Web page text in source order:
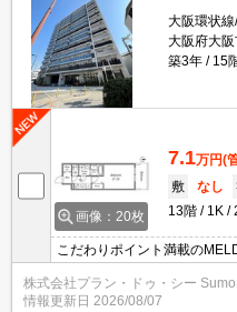
大阪環状
大阪府大
築3年
15
画像：20枚
7.1万円(
敷
なし
13階
1K
こだわりポイント満載の
のもポイント。セキュリティ
など充実しているので安心し
株式会社プラン・ドゥ・シー
情報更新日 2026/08/07